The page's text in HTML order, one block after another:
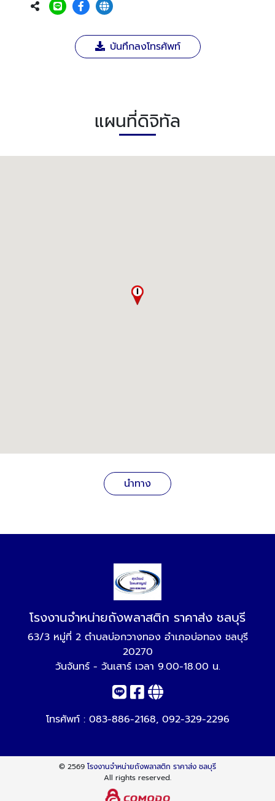
บันทึกลงโทรศัพท์
แผนที่ดิจิทัล
นำทาง
โรงงานจำหน่ายถังพลาสติก ราคาส่ง ชลบุรี
63/3 หมู่ที่ 2 ตำบลบ่อกวางทอง อำเภอบ่อทอง ชลบุรี
20270
วันจันทร์ - วันเสาร์ เวลา 9.00-18.00 น.
โทรศัพท์ : 083-886-2168, 092-329-2296
© 2569 โรงงานจำหน่ายถังพลาสติก ราคาส่ง ชลบุรี
All rights reserved.